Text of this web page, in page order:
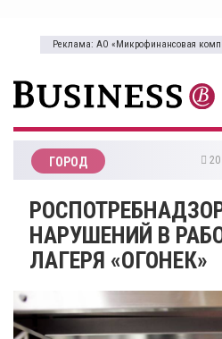
Реклама: АО «Микрофинансовая
ГОРОД
НАРУШЕНИЙ В
ЛАГЕРЯ «ОГОНЕК»